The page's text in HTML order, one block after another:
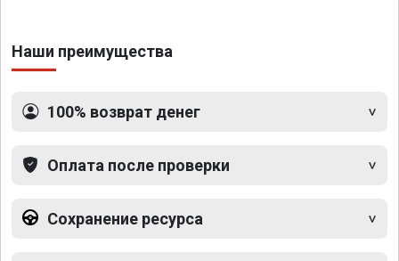
Наши преимущества
100% возврат денег
Оплата после проверки
Сохранение ресурса